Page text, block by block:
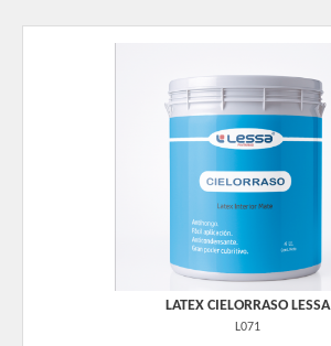
LATEX CIELORRASO LESSA
L071